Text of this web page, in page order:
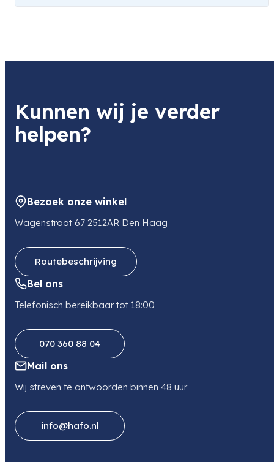
Kunnen wij je verder
helpen?
Bezoek onze winkel
Wagenstraat 67 2512AR Den Haag
Routebeschrijving
Bel ons
Telefonisch bereikbaar tot 18:00
070 360 88 04
Mail ons
Wij streven te antwoorden binnen 48 uur
info@hafo.nl